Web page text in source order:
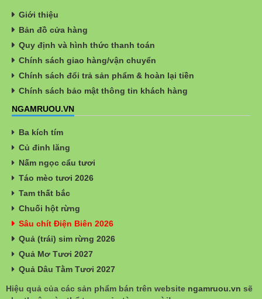
Giới thiệu
Bản đồ cửa hàng
Quy định và hình thức thanh toán
Chính sách giao hàng/vận chuyển
Chính sách đổi trả sản phẩm & hoàn lại tiền
Chính sách bảo mật thông tin khách hàng
NGAMRUOU.VN
Ba kích tím
Củ đinh lăng
Nấm ngọc cẩu tươi
Táo mèo tươi 2026
Tam thất bắc
Chuối hột rừng
Sâu chít Điện Biên 2026
Quả (trái) sim rừng 2026
Quả Mơ Tươi 2027
Quả Dâu Tằm Tươi 2027
Hiệu quả của các sản phẩm bán trên website ngamruou.vn sẽ